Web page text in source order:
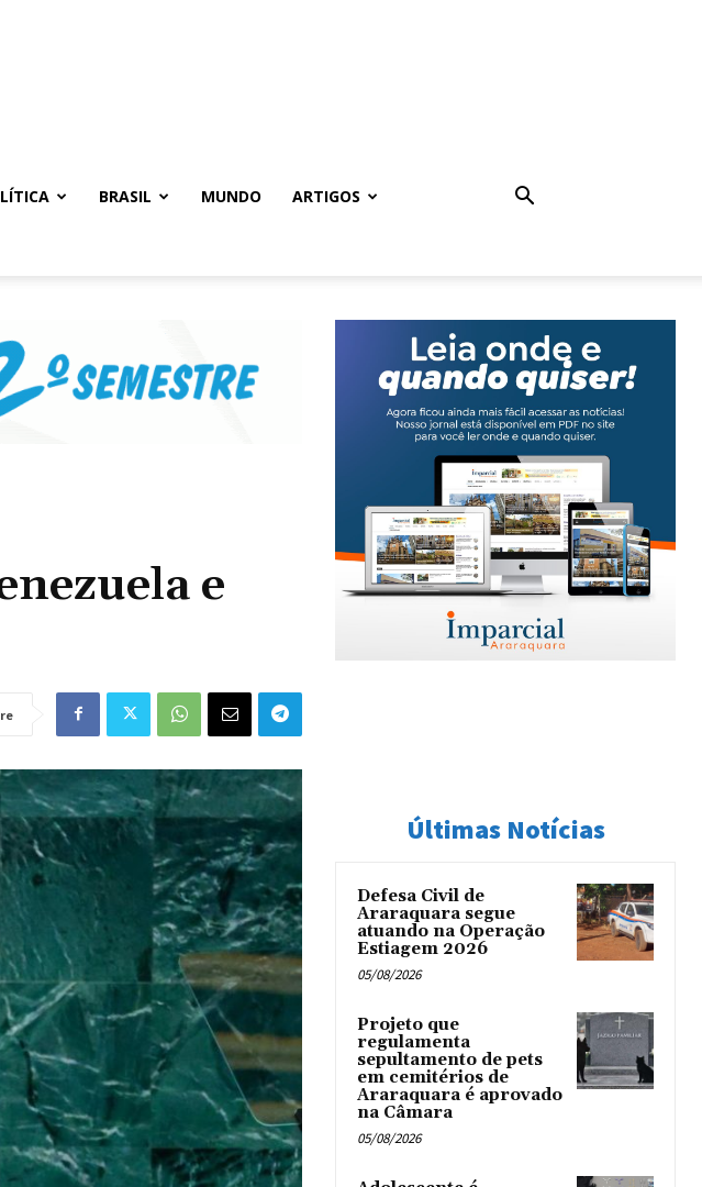
BRASIL MUNDO ARTIGOS
e
Últimas Notícias
Defesa Civil de
Araraquara segue
atuando na Operação
Estiagem 2026
05/08/2026
Projeto que
regulamenta
sepultamento de pets
em cemitérios de
Araraquara é aprovado
na Câmara
05/08/2026